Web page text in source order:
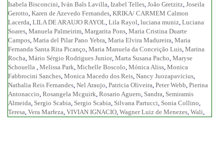
Isabela Bisconcini, Iván Bals Lavilla, Izabel Telles, João Gretzitz, Joseila
Gerotto, Karen de Azevedo Fernandes, KRIKA/ CARMEM Calmon
Lacerda, LILA DE ARAUJO RAYOL, Lila Rayol, luciana muniz, Luciana
Soares, Manuela Palmeirim, Margarita Pons, Maria Cristina Duarte
Campos, Maria del Pilar Pano Yebra, Maria Elvira Madureira, Maria
Fernanda Santa Rita Picanço, Maria Manuela da Conceição Luis, Marina
Rocha, Mário Sérgio Rodrigues Junior, Marta Susana Pacho, Maryse
Schouella , Melissa Park, Michelle Boscolo, Mónica Aliss, Monica
Fabbrocini Sanches, Monica Macedo dos Reis, Nancy Juozapavicius,
Nathalia Reis Fernandes, Nel Araujo, Patricia Oliveira, Peter Webb, Pierina
Antonaccio, Rosangela Mcguirk, Rosario Aguero, Sandra, Semiramis
Almeida, Sergio Scabia, Sergio Scabia, Silvana Partucci, Sonia Collino,
Teresa, Vera Marfeza, VIVIAN IGNACIO, Wagner Luiz de Menezes, Wali,